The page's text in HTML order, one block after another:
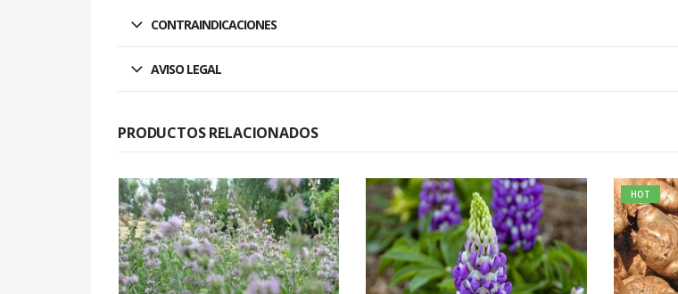
CONTRAINDICACIONES
AVISO LEGAL
PRODUCTOS RELACIONADOS
HOT